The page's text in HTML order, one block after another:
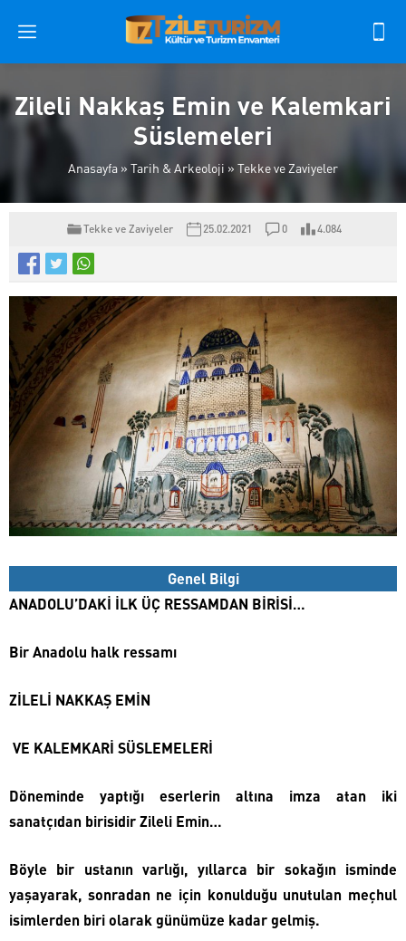
Zileli Nakkaş Emin ve Kalemkari
Süslemeleri
Anasayfa » Tarih & Arkeoloji » Tekke ve Zaviyeler
Tekke ve Zaviyeler 25.02.2021 0 4.084
Genel Bilgi
ANADOLU’DAKİ İLK ÜÇ RESSAMDAN BİRİSİ…
Bir Anadolu halk ressamı
ZİLELİ NAKKAŞ EMİN
VE KALEMKARİ SÜSLEMELERİ
Döneminde yaptığı eserlerin altına imza atan iki
sanatçıdan birisidir Zileli Emin…
Böyle bir ustanın varlığı, yıllarca bir sokağın isminde
yaşayarak, sonradan ne için konulduğu unutulan meçhul
isimlerden biri olarak günümüze kadar gelmiş.